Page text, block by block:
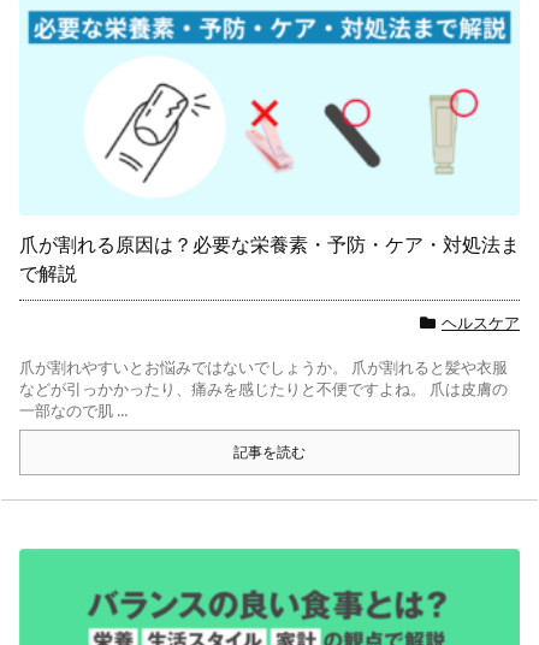
爪が割れる原因は？必要な栄養素・予防・ケア・対処法ま
で解説
ヘルスケア
爪が割れやすいとお悩みではないでしょうか。 爪が割れると髪や衣服
などが引っかかったり、痛みを感じたりと不便ですよね。 爪は皮膚の
一部なので肌 ...
記事を読む